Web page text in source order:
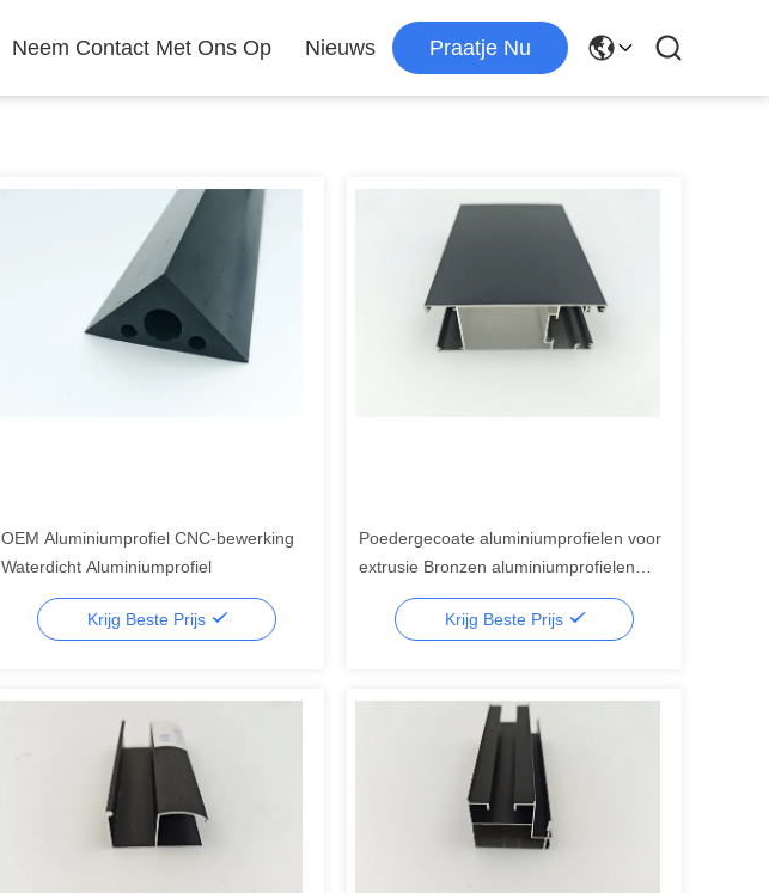
Neem Contact Met Ons Op Nieuws Praatje Nu
OEM Aluminiumprofiel CNC-bewerking
Waterdicht Aluminiumprofiel
Krijg Beste Prijs
Poedergecoate aluminiumprofielen voor
extrusie Bronzen aluminiumprofielen
voor extrusie voor ramen
Krijg Beste Prijs